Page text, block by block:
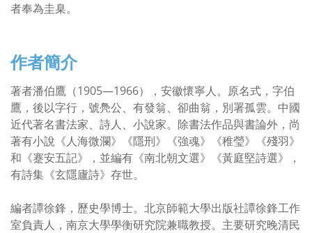
者奉為圭臬。
作者簡介
著者潘伯鷹（1905—1966），安徽懷寧人。原名式，字伯
鷹，後以字行，號鳧公、有發翁、卻曲翁，別署孤雲。中國
近代著名書法家、詩人、小說家。除書法作品與書論外，尚
著有小說《人海微瀾》《隱刑》《強魂》《稚瑩》《殘羽》
和《蹇安五記》，並編有《南北朝文選》《黃庭堅詩選》，
有詩集《玄隱廬詩》存世。
編者譚徐鋒，歷史學博士。北京師範大學出版社譚徐鋒工作
室負責人，南京大學學衡研究院兼職教授。主要研究晚清民